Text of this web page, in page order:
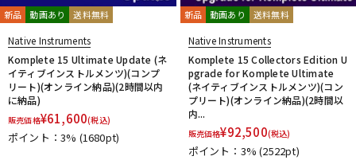
新品 動画あり 送料無料
Native Instruments
Komplete 15 Ultimate Update (ネ
イティブインストルメンツ)(コンプ
リート)(オンライン納品)(2時間以内
に納品)
販売価格¥61,600(税込)
ポイント：3% (1680pt)
新品 動画あり 送料無料
Native Instruments
Komplete 15 Collectors Edition U
pgrade for Komplete Ultimate
(ネイティブインストルメンツ)(コン
プリート)(オンライン納品)(2時間以
内...
販売価格¥92,500(税込)
ポイント：3%(2522pt)